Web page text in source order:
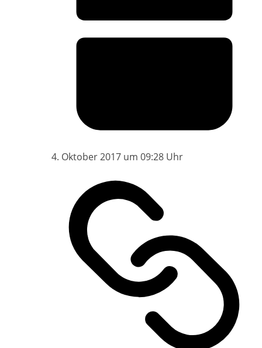
4. Oktober 2017 um 09:28 Uhr